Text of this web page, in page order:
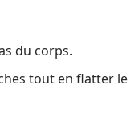
du corps.
tout en flatter le